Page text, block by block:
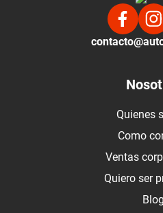
Quienes
Como
Ventas
Quiero ser
Blog